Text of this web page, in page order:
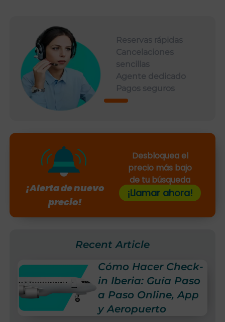
Reservas rápidas
Cancelaciones
sencillas
Agente dedicado
Pagos seguros
¡Alerta de nuevo
precio!
Desbloquea el
precio más bajo
de tu búsqueda
¡Llamar ahora!
Recent Article
Cómo Hacer Check-
in Iberia: Guía Paso
a Paso Online, App
y Aeropuerto